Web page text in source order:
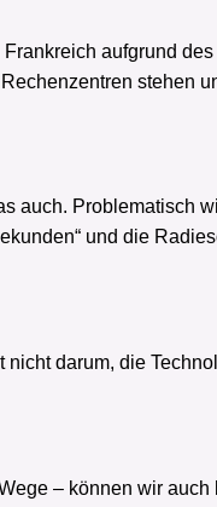
aufgrund des
stehen
auch. Problematisch
und die
darum, die
– können wir auch